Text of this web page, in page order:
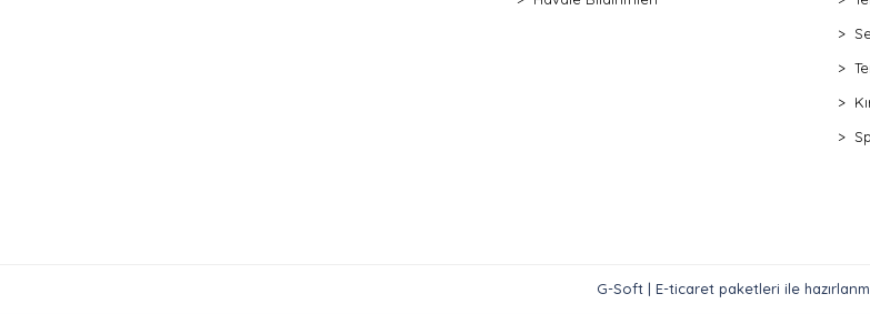
G-Soft | E-ticaret paketleri ile